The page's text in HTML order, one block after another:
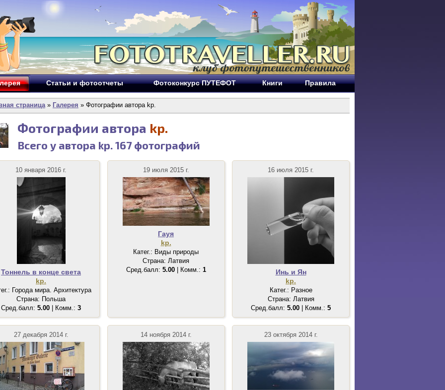
Статьи и фотоотчеты Фотоконкурс ПУТЕФОТ Книги Правила
страница» Галерея » Фотографии автора kp.
Фотографии автора kp.
Всего у автора kp.167фотографий
10 января 2016 г.
Тоннель в конце света
kp.
Города мира. Архитектура
Страна: Польша
Сред.балл: 5.00 | Комм.: 3
19 июля 2015 г.
Гауя
kp.
Катег.: Виды природы
Страна: Латвия
Сред.балл: 5.00| Комм.: 1
16 июля 2015 г.
Инь и Ян
kp.
Катег.: Разное
Страна: Латвия
Сред.балл: 5.00 | Комм.: 5
27 декабря 2014 г. 14 ноября 2014 г. 23 октября 2014 г.